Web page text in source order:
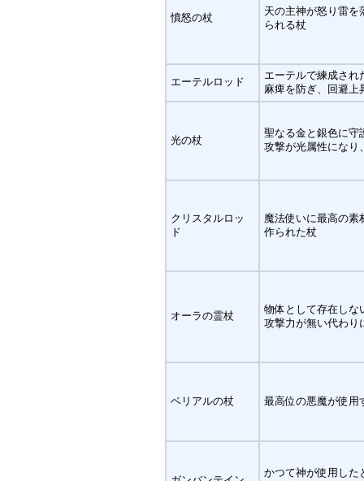
憤怒の杖
天の主神が怒り雷を
られる杖
エーテルロッド
エーテルで練成され
麻痺を防ぎ、回避上
光の杖
聖なる金と銀色に守
攻撃が光属性になり
クリスタルロッ
ド
魔法使いに最高の素
作られた杖
オーラの霊杖
物体として存在しな
攻撃力が無い代わり
ベリアルの杖 最高位の悪魔が使用
かつて神が使用した